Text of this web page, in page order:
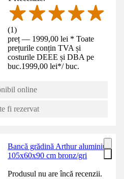
(1)
preț — 1999,00 lei * Toate
prețurile conțin TVA și
costurile DEEE și DBA pe
buc.1999,00 lei*/ buc.
online
fi rezervat
Bancă grădină Arthur aluminiu
105x60x90 cm bronz/gri
Produsul nu are încă recenzii.